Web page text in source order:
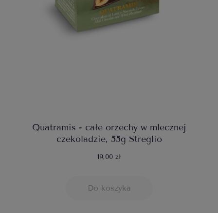
Quatramis - całe orzechy w mlecznej
czekoladzie, 55g Streglio
19,00 zł
Do koszyka